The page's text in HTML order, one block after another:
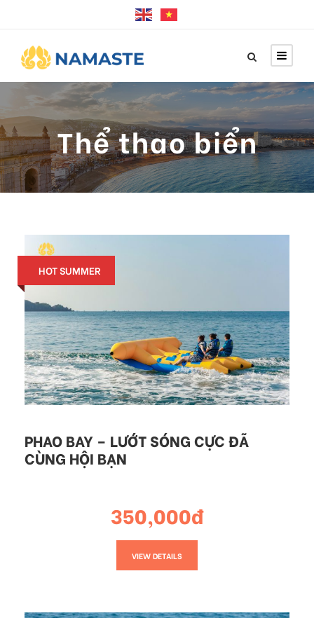
Thể thao biển
HOT SUMMER
PHAO BAY – LƯỚT SÓNG CỰC ĐÃ
CÙNG HỘI BẠN
350,000đ
VIEW DETAILS